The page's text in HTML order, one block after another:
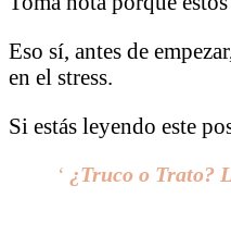
Eso sí, antes de
en el stress.
Si estás leyendo este
‘ ¿Truco o Trato?